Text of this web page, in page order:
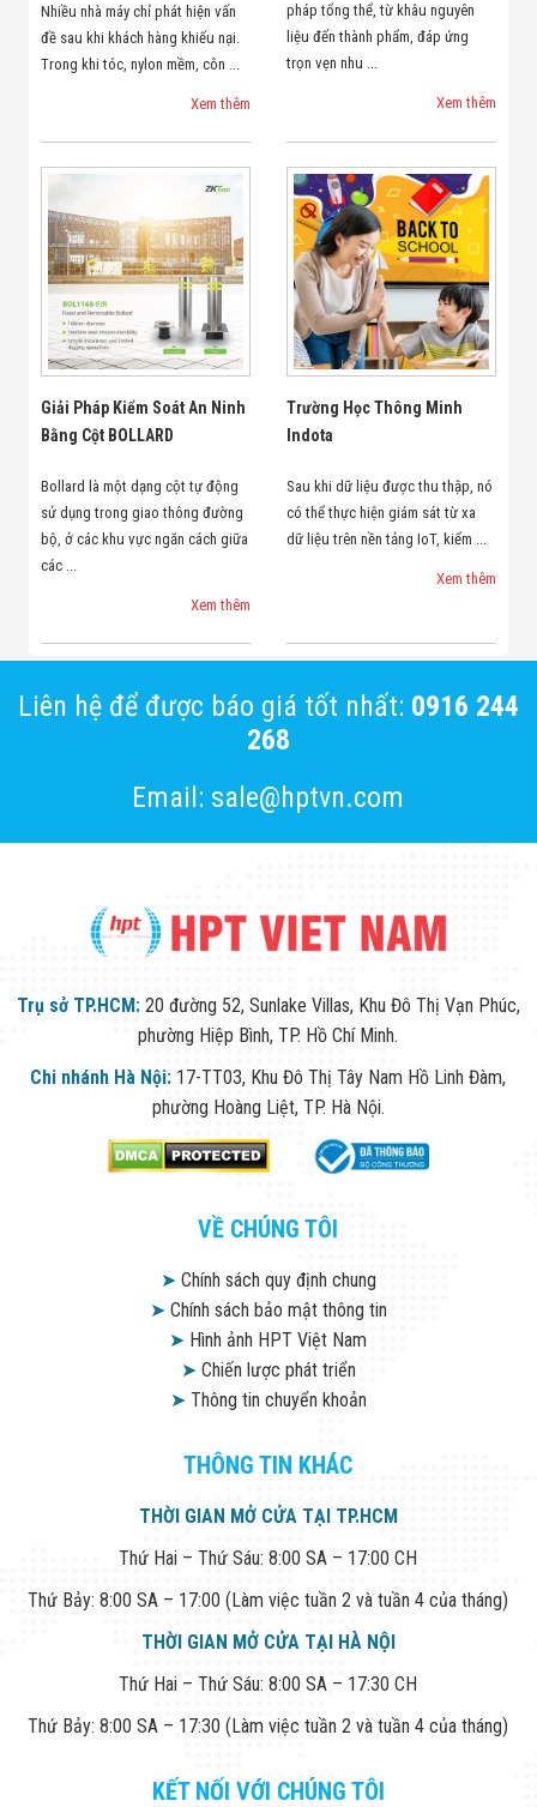
Nhiều nhà máy chỉ phát hiện vấn
đề sau khi khách hàng khiếu nại.
Trong khi tóc, nylon mềm, côn ...
Xem thêm
pháp tổng thể, từ khâu nguyên
liệu đến thành phẩm, đáp ứng
trọn vẹn nhu ...
Xem thêm
Giải Pháp Kiểm Soát An Ninh
Bằng Cột BOLLARD
Bollard là một dạng cột tự động
sử dụng trong giao thông đường
bộ, ở các khu vực ngăn cách giữa
các ...
Xem thêm
Trường Học Thông Minh
Indota
Sau khi dữ liệu được thu thập, nó
có thể thực hiện giám sát từ xa
dữ liệu trên nền tảng IoT, kiểm ...
Xem thêm
Liên hệ để được báo giá tốt nhất: 0916 244
268
Email: sale@hptvn.com
Trụ sở TP.HCM: 20 đường 52, Sunlake Villas, Khu Đô Thị Vạn Phúc,
phường Hiệp Bình, TP. Hồ Chí Minh.
Chi nhánh Hà Nội: 17-TT03, Khu Đô Thị Tây Nam Hồ Linh Đàm,
phường Hoàng Liệt, TP. Hà Nội.
VỀ CHÚNG TÔI
➤Chính sách quy định chung
➤Chính sách bảo mật thông tin
➤ Hình ảnh HPT Việt Nam
➤Chiến lược phát triển
➤Thông tin chuyển khoản
THÔNG TIN KHÁC
THỜI GIAN MỞ CỬA TẠI TP.HCM
Thứ Hai – Thứ Sáu: 8:00 SA – 17:00 CH
Thứ Bảy: 8:00 SA – 17:00 (Làm việc tuần 2 và tuần 4 của tháng)
THỜI GIAN MỞ CỬA TẠI HÀ NỘI
Thứ Hai – Thứ Sáu: 8:00 SA – 17:30 CH
Thứ Bảy: 8:00 SA – 17:30 (Làm việc tuần 2 và tuần 4 của tháng)
KẾT NỐI VỚI CHÚNG TÔI